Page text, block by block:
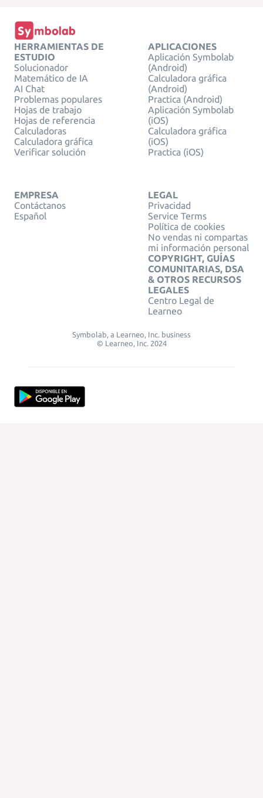
HERRAMIENTAS DE
ESTUDIO
Solucionador
Matemático de IA
AI Chat
Problemas populares
Hojas de trabajo
Hojas de referencia
Calculadoras
Calculadora gráfica
Verificar solución
APLICACIONES
Aplicación Symbolab
(Android)
Calculadora gráfica
(Android)
Practica (Android)
Aplicación Symbolab
(iOS)
Calculadora gráfica
(iOS)
Practica (iOS)
EMPRESA
Contáctanos
Español
LEGAL
Privacidad
Service Terms
Política de cookies
No vendas ni compartas
mi información personal
COPYRIGHT, GUÍAS
COMUNITARIAS, DSA
& OTROS RECURSOS
LEGALES
Centro Legal de
Learneo
Symbolab, a Learneo, Inc. business
© Learneo, Inc. 2024